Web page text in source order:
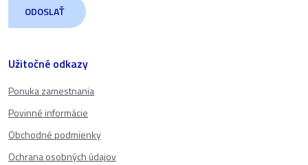
Užitočné odkazy
Ponuka zamestnania
Povinné informácie
Obchodné podmienky
Ochrana osobných údajov